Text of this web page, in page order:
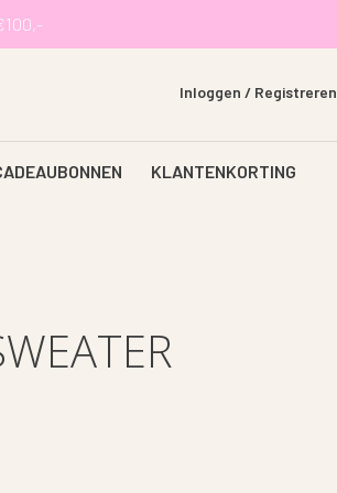
KLANTENKORTING
Inloggen / Registreren